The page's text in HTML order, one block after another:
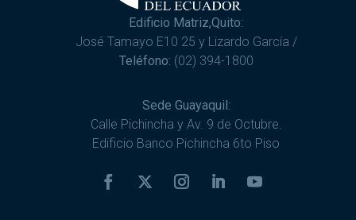
Edificio Matriz,Quito:
José Tamayo E10 25 y Lizardo García /
Teléfono: (02) 394-1800
Sede Guayaquil:
Calle Pichincha y Av. 9 de Octubre.
Edificio Banco Pichincha 6to Piso